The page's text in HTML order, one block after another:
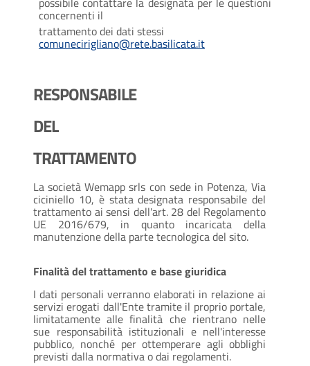
concernenti il
trattamento dei dati stessi
comunecirigliano@rete.basilicata.it
RESPONSABILE
DEL
TRATTAMENTO
La società Wemapp srls con sede in Potenza, Via
ciciniello 10, è stata designata responsabile del
trattamento ai sensi dell'art. 28 del Regolamento
UE 2016/679, in quanto incaricata della
manutenzione della parte tecnologica del sito.
Finalità del trattamento e base giuridica
I dati personali verranno elaborati in relazione ai
servizi erogati dall'Ente tramite il proprio portale,
limitatamente alle finalità che rientrano nelle
sue responsabilità istituzionali e nell'interesse
pubblico, nonché per ottemperare agli obblighi
previsti dalla normativa o dai regolamenti.